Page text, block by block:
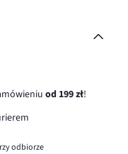
od 199 zł!
odbiorze